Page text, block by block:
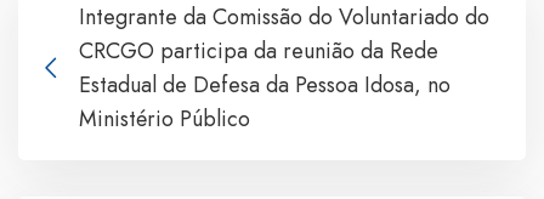
Integrante da Comissão do Voluntariado do
CRCGO participa da reunião da Rede
Estadual de Defesa da Pessoa Idosa, no
Ministério Público